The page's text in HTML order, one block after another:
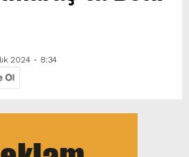
2024 - 8:34